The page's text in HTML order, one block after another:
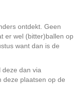
ontdekt. Geen
er wel (bitter)ballen op
want dan is de
deze dan via
deze plaatsen op de